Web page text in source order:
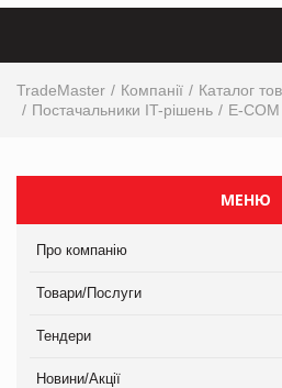
TradeMaster Компанії
Каталог
Постачальники IT-рішень
E-COM
МЕНЮ
Про компанію
Товари/Послуги
Тендери
Новини/Акції